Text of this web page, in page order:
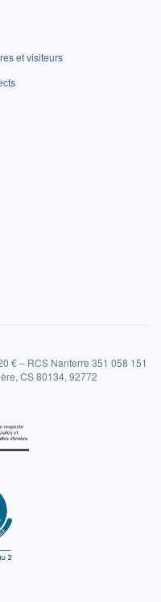
et visiteurs
€ – RCS Nanterre 351 058 151
CS 80134, 92772